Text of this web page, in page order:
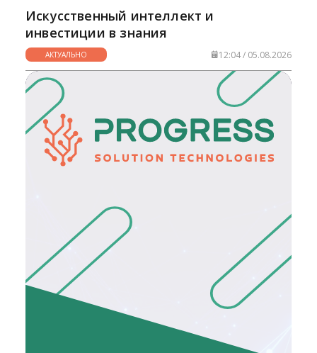
Искусственный интеллект и
инвестиции в знания
АКТУАЛЬНО 12:04 / 05.08.2026